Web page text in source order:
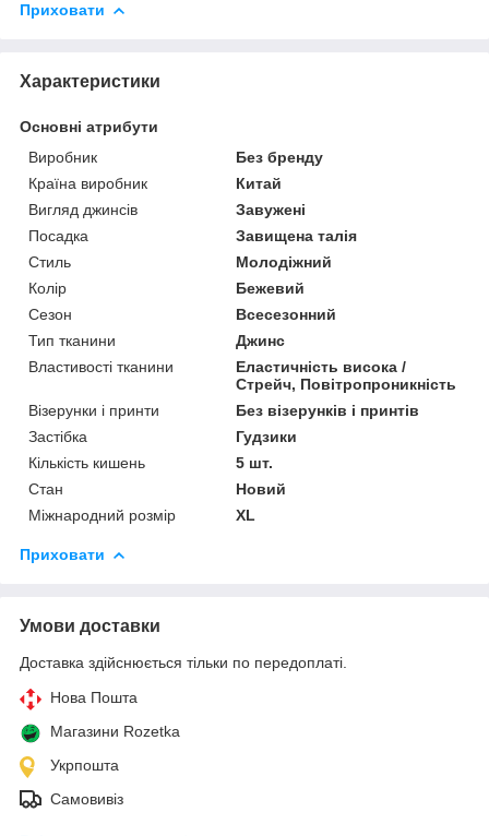
Приховати
Характеристики
Основні атрибути
Виробник
Без бренду
Країна виробник
Китай
Вигляд джинсів
Завужені
Посадка
Завищена талія
Стиль
Молодіжний
Колір
Бежевий
Сезон
Всесезонний
Тип тканини
Джинс
Властивості тканини
Еластичність висока /
Стрейч, Повітропроникність
Візерунки і принти
Без візерунків і принтів
Застібка
Гудзики
Кількість кишень
5 шт.
Стан
Новий
Міжнародний розмір
XL
Приховати
Умови доставки
Доставка здійснюється тільки по передоплаті.
Нова Пошта
Магазини Rozetka
Укрпошта
Самовивіз